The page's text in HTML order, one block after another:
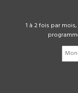
1 à 2 fois par